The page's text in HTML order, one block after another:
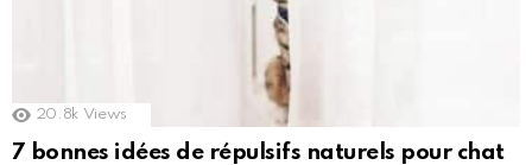
20.8k Views
7 bonnes idées de répulsifs naturels pour chat